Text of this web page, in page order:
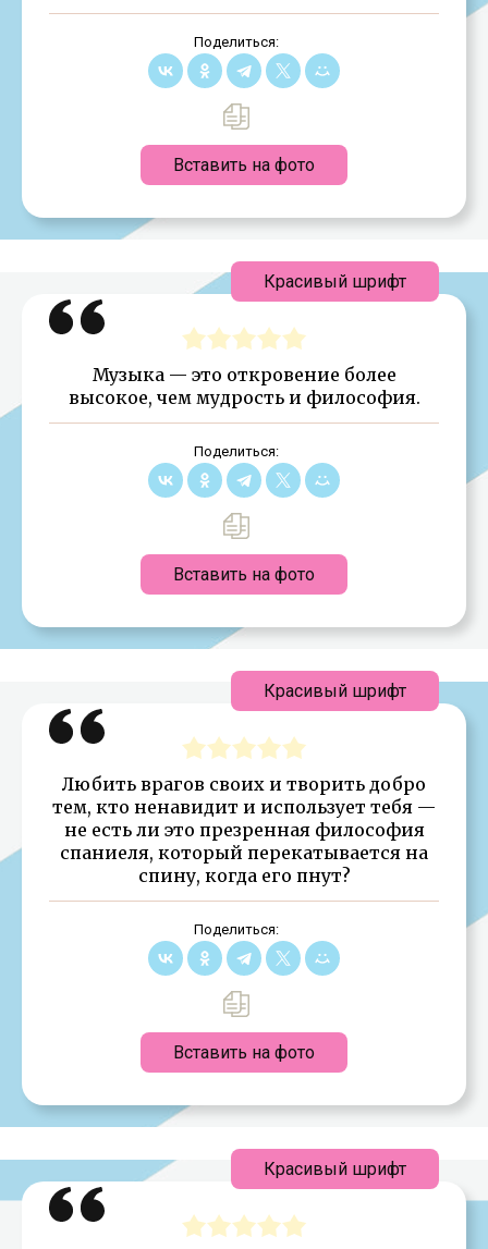
Поделиться:
Вставить на фото
Музыка — это откровение более
высокое, чем мудрость и философия.
Поделиться:
Вставить на фото
Красивый шрифт
Любить врагов своих и творить добро
тем, кто ненавидит и использует тебя —
не есть ли это презренная философия
спаниеля, который перекатывается на
спину, когда его пнут?
Поделиться:
Вставить на фото
Красивый шрифт
Красивый шрифт